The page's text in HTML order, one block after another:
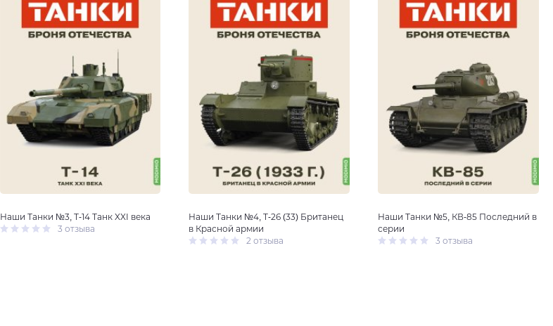
Наши Танки №3, T-14 Танк XXI века
3 отзыва
Наши Танки №4, T-26 (33) Британец
в Красной армии
2 отзыва
Наши Танки №5, КВ-85 Последний в
серии
3 отзыва